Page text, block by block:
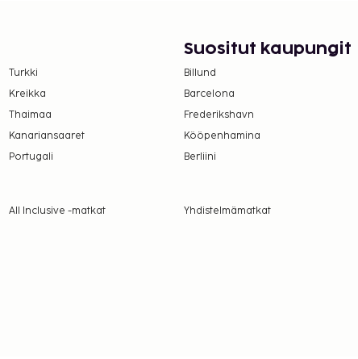
klo 8.00–11.00.
maksut.
Turkki
Kreikka
Thaimaa
Kanariansaaret
Portugali
Suositut kaupungit
Billund
Barcelona
Frederikshavn
Kööpenhamina
Berliini
All Inclusive -matkat Yhdistelmämatkat